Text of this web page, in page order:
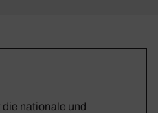
nationale und